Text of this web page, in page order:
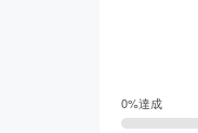
0%達成